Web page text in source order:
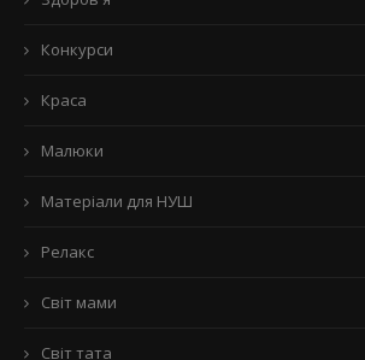
Конкурси
Краса
Малюки
Матеріали для НУШ
Релакс
Світ мами
Світ тата